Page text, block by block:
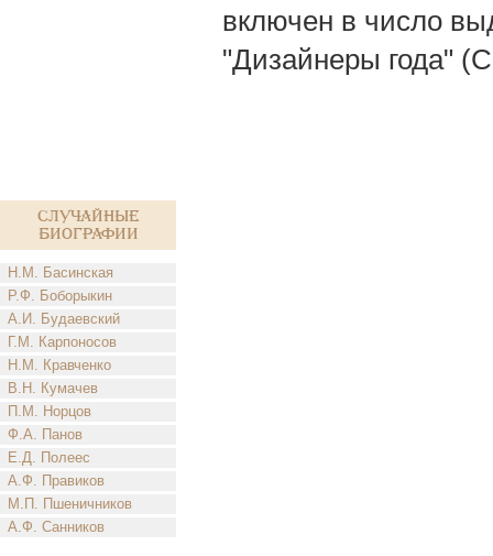
Случайные
биографии
Н.М. Басинская
Р.Ф. Боборыкин
А.И. Будаевский
Г.М. Карпоносов
Н.М. Кравченко
В.Н. Кумачев
П.М. Норцов
Ф.А. Панов
Е.Д. Полеес
А.Ф. Правиков
М.П. Пшеничников
А.Ф. Санников
включен в число
"Дизайнеры года"